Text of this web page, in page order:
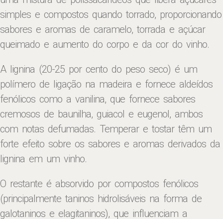
simples e compostos quando torrado, proporcionando
sabores e aromas de caramelo, torrada e açúcar
queimado e aumento do corpo e da cor do vinho.
A lignina (20-25 por cento do peso seco) é um
polímero de ligação na madeira e fornece aldeídos
fenólicos como a vanilina, que fornece sabores
cremosos de baunilha, guiacol e eugenol, ambos
com notas defumadas. Temperar e tostar têm um
forte efeito sobre os sabores e aromas derivados da
lignina em um vinho.
O restante é absorvido por compostos fenólicos
(principalmente taninos hidrolisáveis ​​na forma de
galotaninos e elagitaninos), que influenciam a